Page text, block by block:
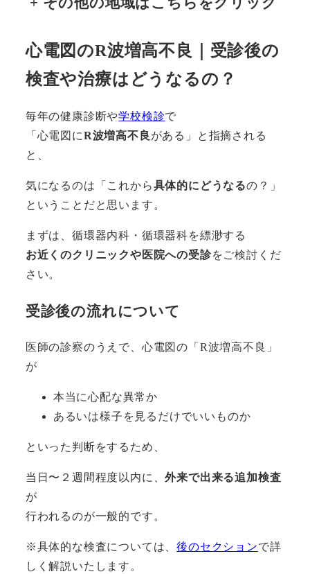
心電図のR波増高不良｜受診後の
検査や治療はどうなるの？
毎年の健康診断や学校検診で
「心電図にR波増高不良 がある」と指摘される
と、
気になるのは「これから具体的にどうなるの？」
ということだと思います。
まずは、循環器内科・循環器科を縹渺する
お近くのクリニックや医院への受診をご検討くだ
さい。
受診後の流れについて
医師の診察のうえで、心電図の「R波増高不良」
が
本当に心配な異常か
あるいは様子を見るだけでいいものか
といった判断をするため、
当日〜２週間程度以内に、外来で出来る追加検査
が
行われるのが一般的です。
※具体的な検査については、後のセクションで詳
しく解説いたします。